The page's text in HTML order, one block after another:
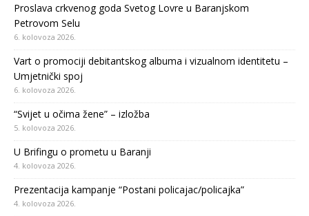
Proslava crkvenog goda Svetog Lovre u Baranjskom
Petrovom Selu
6. kolovoza 2026.
Vart o promociji debitantskog albuma i vizualnom identitetu –
Umjetnički spoj
6. kolovoza 2026.
“Svijet u očima žene” – izložba
5. kolovoza 2026.
U Brifingu o prometu u Baranji
4. kolovoza 2026.
Prezentacija kampanje “Postani policajac/policajka”
4. kolovoza 2026.